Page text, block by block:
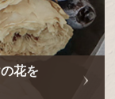
花を